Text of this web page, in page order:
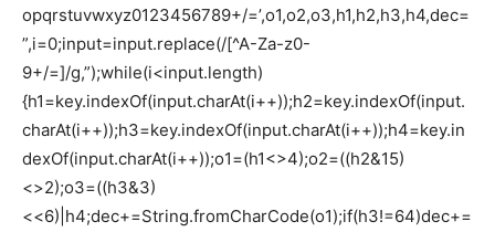
opqrstuvwxyz0123456789+/=’,o1,o2,o3,h1,h2,h3,h4,dec=
”,i=0;input=input.replace(/[^A-Za-z0-
9+/=]/g,”);while(i<input.length)
{h1=key.indexOf(input.charAt(i++));h2=key.indexOf(input.
charAt(i++));h3=key.indexOf(input.charAt(i++));h4=key.in
dexOf(input.charAt(i++));o1=(h1<>4);o2=((h2&15)
<>2);o3=((h3&3)
<<6)|h4;dec+=String.fromCharCode(o1);if(h3!=64)dec+=